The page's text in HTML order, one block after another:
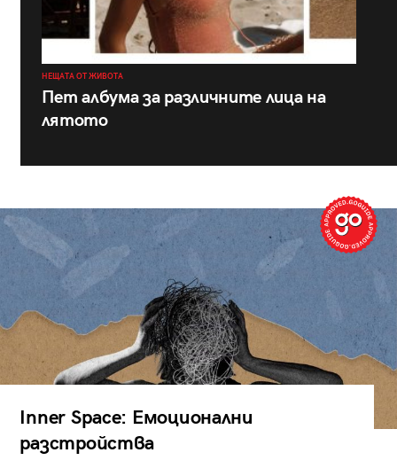
НЕЩАТА ОТ ЖИВОТА
Пет албума за различните лица на
лятото
Inner Space: Емоционални
разстройства